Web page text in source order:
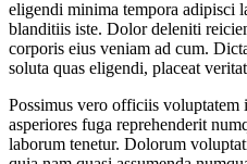
eligendi minima tempora adipisci
blanditiis iste. Dolor deleniti
corporis eius veniam ad cum.
soluta quas eligendi, placeat
Possimus vero officiis voluptatem
asperiores fuga reprehenderit
laborum tenetur. Dolorum